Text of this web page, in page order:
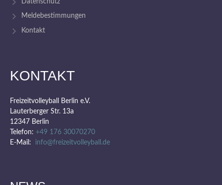
Meldebestimmungen
Kontakt
KONTAKT
Freizeitvolleyball Berlin e.V.
Lauterberger Str. 13a
12347 Berlin
Telefon: +49 176 30070270
E-Mail: info@freizeitvolleyball.de